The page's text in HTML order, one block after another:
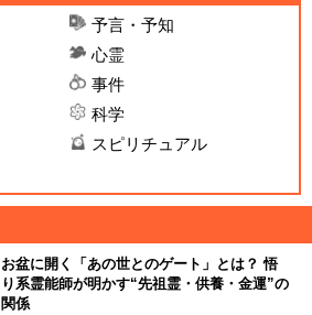
予言・予知
心霊
事件
科学
スピリチュアル
お盆に開く「あの世とのゲート」とは？ 悟
り系霊能師が明かす“先祖霊・供養・金運”の
関係